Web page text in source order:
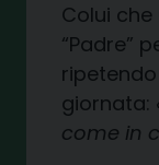
Colui
“Padre”
giornata:
come in